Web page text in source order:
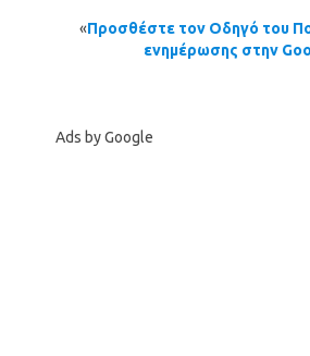
«Προσθέστε τον Οδηγό του
ενημέρωσης στην
Ads by Google